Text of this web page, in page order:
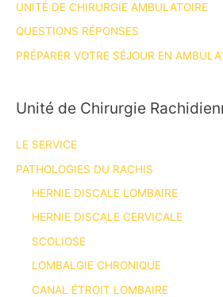
UNITÉ DE CHIRURGIE AMBULATOIRE
QUESTIONS RÉPONSES
PRÉPARER VOTRE SÉJOUR EN
Unité de Chirurgie
LE SERVICE
PATHOLOGIES DU RACHIS
HERNIE DISCALE LOMBAIRE
HERNIE DISCALE CERVICALE
SCOLIOSE
LOMBALGIE CHRONIQUE
CANAL ÉTROIT LOMBAIRE